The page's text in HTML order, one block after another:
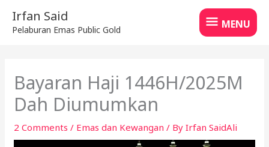
content
Irfan Said
Pelaburan Emas Public Gold
MENU
MENU
Bayaran Haji 1446H/2025M
Dah Diumumkan
2 Comments / Emas dan Kewangan / ByIrfan SaidAli